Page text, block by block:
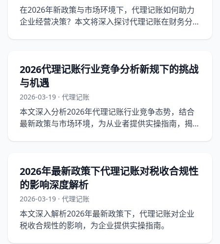
在2026年新政策与市场环境下，代理记账如何助力
企业经营决策？本文将深入探讨代理记账在财务分
2026代理记账行业竞争分析新规下的挑战
与机遇
2026-03-19 · 代理记账
本文深入分析2026年代理记账行业竞争态势，结合
最新政策与市场环境，为从业者提供实操指南，揭示
2026年最新政策下代理记账对税收合规性
的影响深度解析
2026-03-19 · 代理记账
本文深入解析2026年最新政策下，代理记账对企业
税收合规性的影响，为企业提供实操指南。